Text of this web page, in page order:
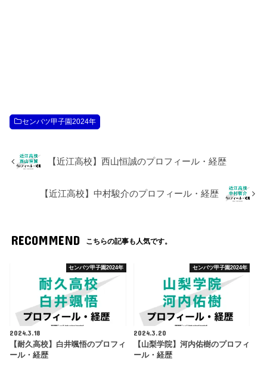
センバツ甲子園2024年
【近江高校】西山恒誠のプロフィール・経歴
【近江高校】中村駿介のプロフィール・経歴
RECOMMEND こちらの記事も人気です。
センバツ甲子園2024年
2024.3.18
【耐久高校】白井颯悟のプロフィ
ール・経歴
センバツ甲子園2024年
2024.3.20
【山梨学院】河内佑樹のプロフィ
ール・経歴